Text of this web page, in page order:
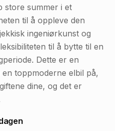
store summer i et
til å oppleve den
ingeniørkunst og
til å bytte til en
Dette er en
toppmoderne elbil på,
dine, og det er